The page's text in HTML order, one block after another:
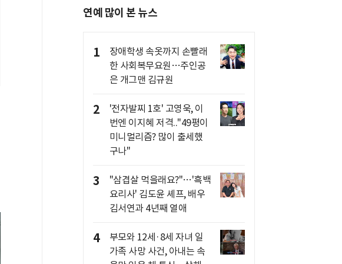
연예 많이 본 뉴스
1
장애학생 속옷까지 손빨래
한 사회복무요원…주인공
은 개그맨 김규원
2
'전자발찌 1호' 고영욱, 이
번엔 이지혜 저격.."49평이
미니멀리즘? 많이 출세했
구나"
3
"삼겹살 먹을래요?"…'흑백
요리사' 김도윤 셰프, 배우
김서연과 4년째 열애
4
부모와 12세·8세 자녀 일
가족 사망 사건, 아내는 속